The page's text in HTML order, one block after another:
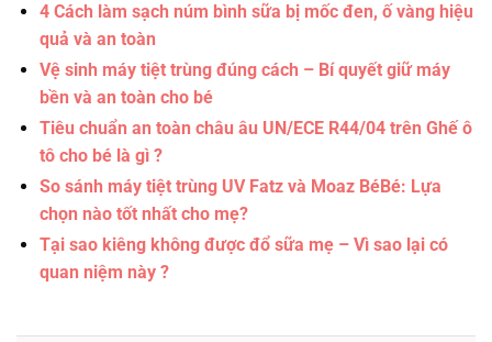
4 Cách làm sạch núm bình sữa bị mốc đen, ố vàng hiệu
quả và an toàn
Vệ sinh máy tiệt trùng đúng cách – Bí quyết giữ máy
bền và an toàn cho bé
Tiêu chuẩn an toàn châu âu UN/ECE R44/04 trên Ghế ô
tô cho bé là gì ?
So sánh máy tiệt trùng UV Fatz và Moaz BéBé: Lựa
chọn nào tốt nhất cho mẹ?
Tại sao kiêng không được đổ sữa mẹ – Vì sao lại có
quan niệm này ?